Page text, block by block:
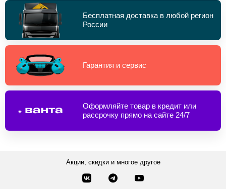
Бесплатная доставка в любой регион
России
Гарантия и сервис
Оформляйте товар в кредит или
рассрочку прямо на сайте 24/7
Акции, скидки и многое другое